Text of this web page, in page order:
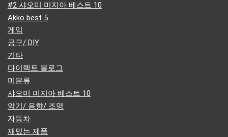
#2 샤오미 미지아 베스트 10
Akko best 5
게임
공구/ DIY
기타
다이렉트 블로그
미분류
샤오미 미지아 베스트 10
악기/ 음향/ 조명
자동차
재밌는 제품